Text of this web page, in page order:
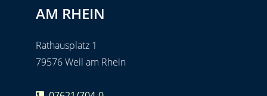
AM RHEIN
Rathausplatz 1
79576 Weil am Rhein